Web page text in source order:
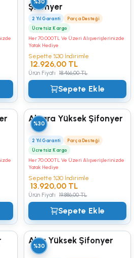
Şifonyer
2 Yıl Garanti
Parça Desteği
Ücretsiz Kargo
Her 70.000TL Ve Üzeri Alışverişlerinizde
Yatak Hediye
%30
Sepette %30 İndirimle
12.926,00 TL
Ürün Fiyatı 18.466,00 TL
Sepete Ekle
Alegra Yüksek Şifonyer
2 Yıl Garanti
Parça Desteği
Ücretsiz Kargo
Her 70.000TL Ve Üzeri Alışverişlerinizde
Yatak Hediye
%30
Sepette %30 İndirimle
13.920,00 TL
Ürün Fiyatı 19.886,00 TL
Sepete Ekle
Alya Yüksek Şifonyer
%30